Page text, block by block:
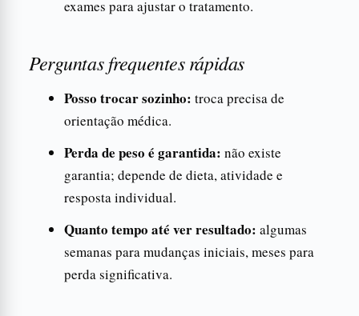
exames para ajustar o tratamento.
Perguntas frequentes rápidas
Posso trocar sozinho: troca precisa de
orientação médica.
Perda de peso é garantida: não existe
garantia; depende de dieta, atividade e
resposta individual.
Quanto tempo até ver resultado: algumas
semanas para mudanças iniciais, meses para
perda significativa.